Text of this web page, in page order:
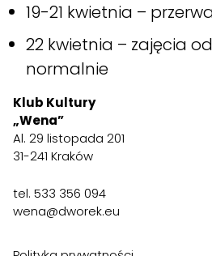
19-21 kwietnia –
22 kwietnia – zajęcia
normalnie
Klub Kultury
„Wena”
Al. 29 listopada 201
31-241 Kraków
tel. 533 356 094
wena@dworek.eu